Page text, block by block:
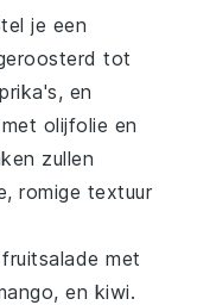
je een
tot
, en
olijfolie en
zullen
romige textuur
fruitsalade met
, en kiwi.